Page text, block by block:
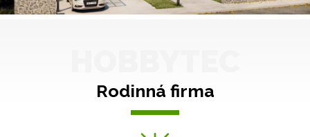
Rodinná firma